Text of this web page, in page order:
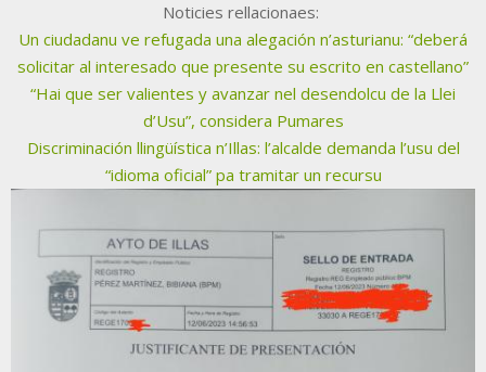
Noticies rellacionaes:
Un ciudadanu ve refugada una alegación n’asturianu: “deberá
solicitar al interesado que presente su escrito en castellano”
“Hai que ser valientes y avanzar nel desendolcu de la Llei
d’Usu”, considera Pumares
Discriminación llingüística n’Illas: l’alcalde demanda l’usu del
“idioma oficial” pa tramitar un recursu